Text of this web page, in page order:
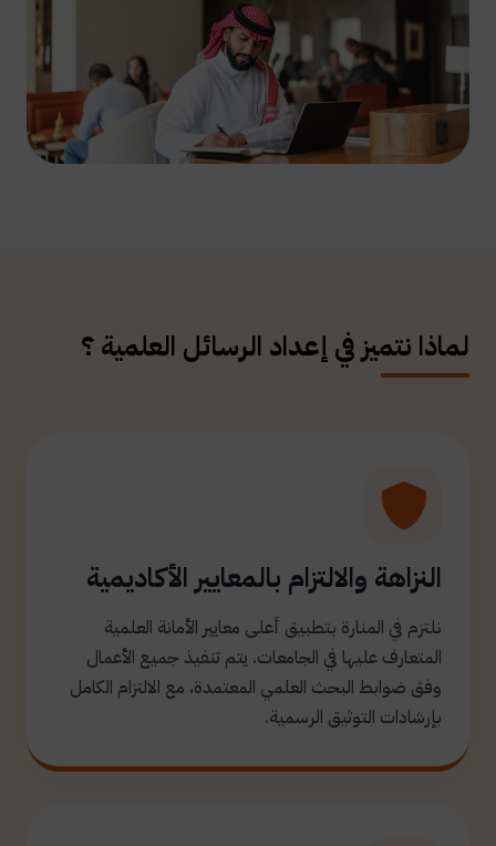
لماذا نتميز في إعداد الرسائل العلمية ؟
النزاهة والالتزام بالمعايير الأكاديمية
نلتزم في المنارة بتطبيق أعلى معايير الأمانة العلمية
المتعارف عليها في الجامعات. يتم تنفيذ جميع الأعمال
وفق ضوابط البحث العلمي المعتمدة، مع الالتزام الكامل
بإرشادات التوثيق الرسمية.